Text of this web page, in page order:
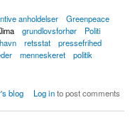
anholdelser
Greenpeace
grundlovsforhør
Politi
retsstat
pressefrihed
menneskeret
politik
blog Log into post comments